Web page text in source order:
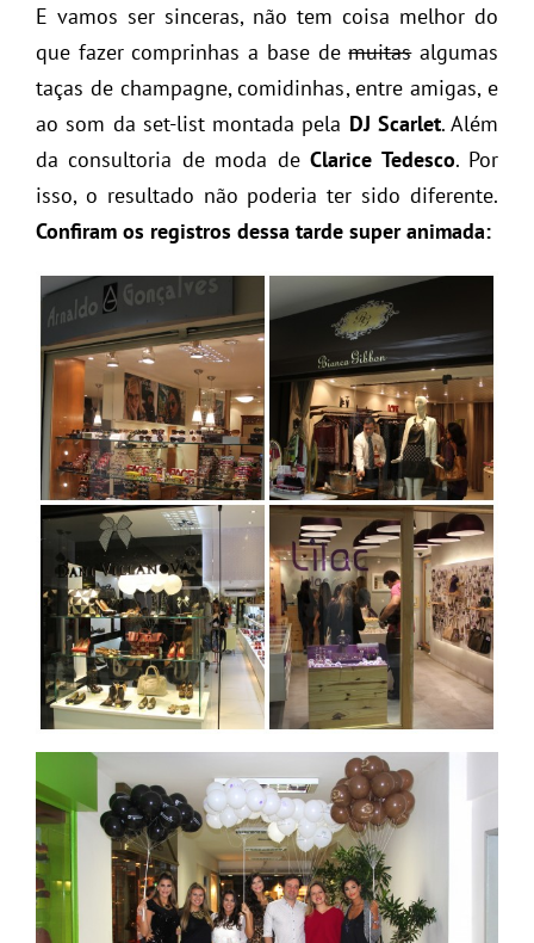
E vamos ser sinceras, não tem coisa melhor do
que fazer comprinhas a base demuitasalgumas
taças de champagne, comidinhas, entre amigas, e
ao som da set-list montada pela DJ Scarlet. Além
da consultoria de moda deClarice Tedesco. Por
isso, o resultado não poderia ter sido diferente.
Confiram os registros dessa tarde super animada: